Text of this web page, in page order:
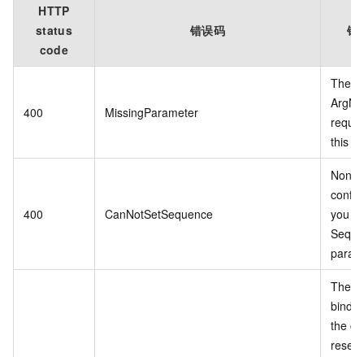
HTTP
status
code
错误码 错
400 MissingParameter
The
this
400 CanNotSetSequence
Non-
you
The
the